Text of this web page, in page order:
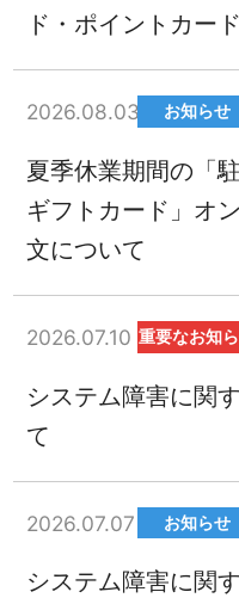
ド・ポイントカー
2026.08.03 お知らせ
夏季休業期間の「
ギフトカード」オ
文について
2026.07.10 重要なお知
システム障害に関
て
2026.07.07 お知らせ
システム障害に関